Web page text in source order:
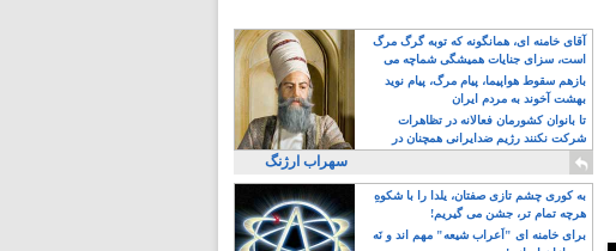
آقای خامنه ای، همانگونه که توبه گرگ مرگ
است، سزای جنایات همیشگی شماچه می
تواند باشد؟!
بازهم سقوط هواپیما، پیام مرگ، پیام نوید
بهشت آخوند به مردم ایران
تا بانوان کشورمان فعالانه در تظاهرات
شرکت نکنند رژیم ضدایرانی همچنان در
قدرت باقی خواهدماند
سهراب ارژنگ
به کوری چشم تازی صفتان، یلدا را با شکوهِ
هرچه تمام تر، جشن می گیریم!
برای خامنه ای "اَعراب شیعه" مهم اند و نَه